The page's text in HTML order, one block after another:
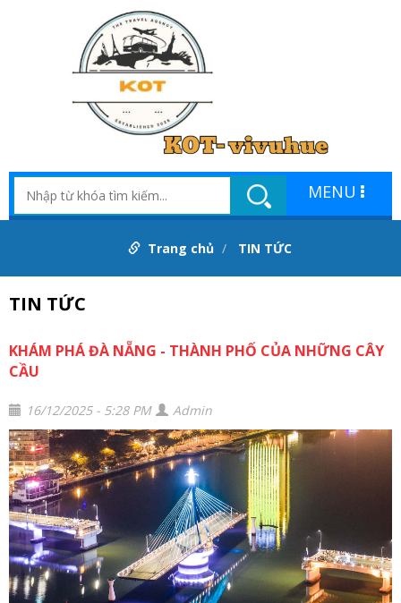
MENU
Trang chủ TIN TỨC
TIN TỨC
KHÁM PHÁ ĐÀ NẴNG - THÀNH PHỐ CỦA NHỮNG CÂY
CẦU
16/12/2025 - 5:28 PM Admin